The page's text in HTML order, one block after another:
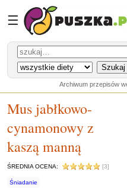
☰
Archiwum przepisów
Mus jabłkowo-
cynamonowy z
kaszą manną
ŚREDNIA OCENA: [3]
Śniadanie